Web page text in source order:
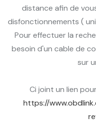
distance afin de
disfonctionnements (
Pour effectuer la
besoin d'un cable de
sur
Ci joint un lien
https://